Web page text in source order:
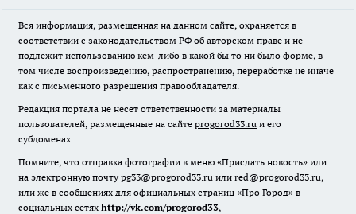
Вся информация, размещенная на данном сайте, охраняется в
соответствии с законодательством РФ об авторском праве и не
подлежит использованию кем-либо в какой бы то ни было форме, в
том числе воспроизведению, распространению, переработке не иначе
как с письменного разрешения правообладателя.
Редакция портала не несет ответственности за материалы
пользователей, размещенные на сайте progorod33.ru и его
субдоменах.
Помните, что отправка фотографии в меню «Прислать новость» или
на электронную почту pg33@progorod33.ru или red@progorod33.ru,
или же в сообщениях для официальных страниц «Про Город» в
социальных сетях http://vk.com/progorod33,